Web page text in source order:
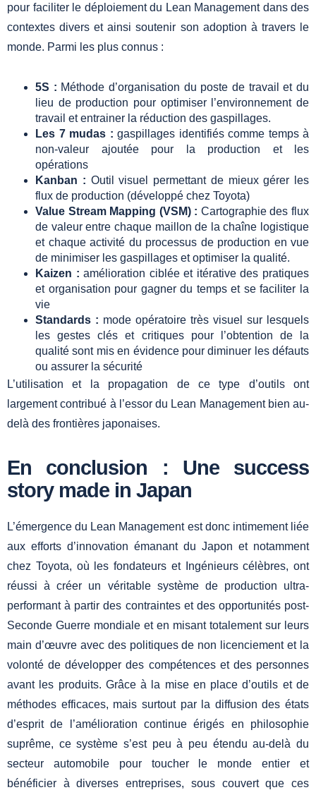
pour faciliter le déploiement du Lean Management dans des
contextes divers et ainsi soutenir son adoption à travers le
monde. Parmi les plus connus :
5S : Méthode d’organisation du poste de travail et du
lieu de production pour optimiser l’environnement de
travail et entrainer la réduction des gaspillages.
Les 7 mudas : gaspillages identifiés comme temps à
non-valeur ajoutée pour la production et les
opérations
Kanban : Outil visuel permettant de mieux gérer les
flux de production (développé chez Toyota)
Value Stream Mapping (VSM) : Cartographie des flux
de valeur entre chaque maillon de la chaîne logistique
et chaque activité du processus de production en vue
de minimiser les gaspillages et optimiser la qualité.
Kaizen : amélioration ciblée et itérative des pratiques
et organisation pour gagner du temps et se faciliter la
vie
Standards : mode opératoire très visuel sur lesquels
les gestes clés et critiques pour l’obtention de la
qualité sont mis en évidence pour diminuer les défauts
ou assurer la sécurité
L’utilisation et la propagation de ce type d’outils ont
largement contribué à l’essor du Lean Management bien au-
delà des frontières japonaises.
En conclusion : Une success
story made in Japan
L’émergence du Lean Management est donc intimement liée
aux efforts d’innovation émanant du Japon et notamment
chez Toyota, où les fondateurs et Ingénieurs célèbres, ont
réussi à créer un véritable système de production ultra-
performant à partir des contraintes et des opportunités post-
Seconde Guerre mondiale et en misant totalement sur leurs
main d’œuvre avec des politiques de non licenciement et la
volonté de développer des compétences et des personnes
avant les produits. Grâce à la mise en place d’outils et de
méthodes efficaces, mais surtout par la diffusion des états
d’esprit de l’amélioration continue érigés en philosophie
suprême, ce système s’est peu à peu étendu au-delà du
secteur automobile pour toucher le monde entier et
bénéficier à diverses entreprises, sous couvert que ces